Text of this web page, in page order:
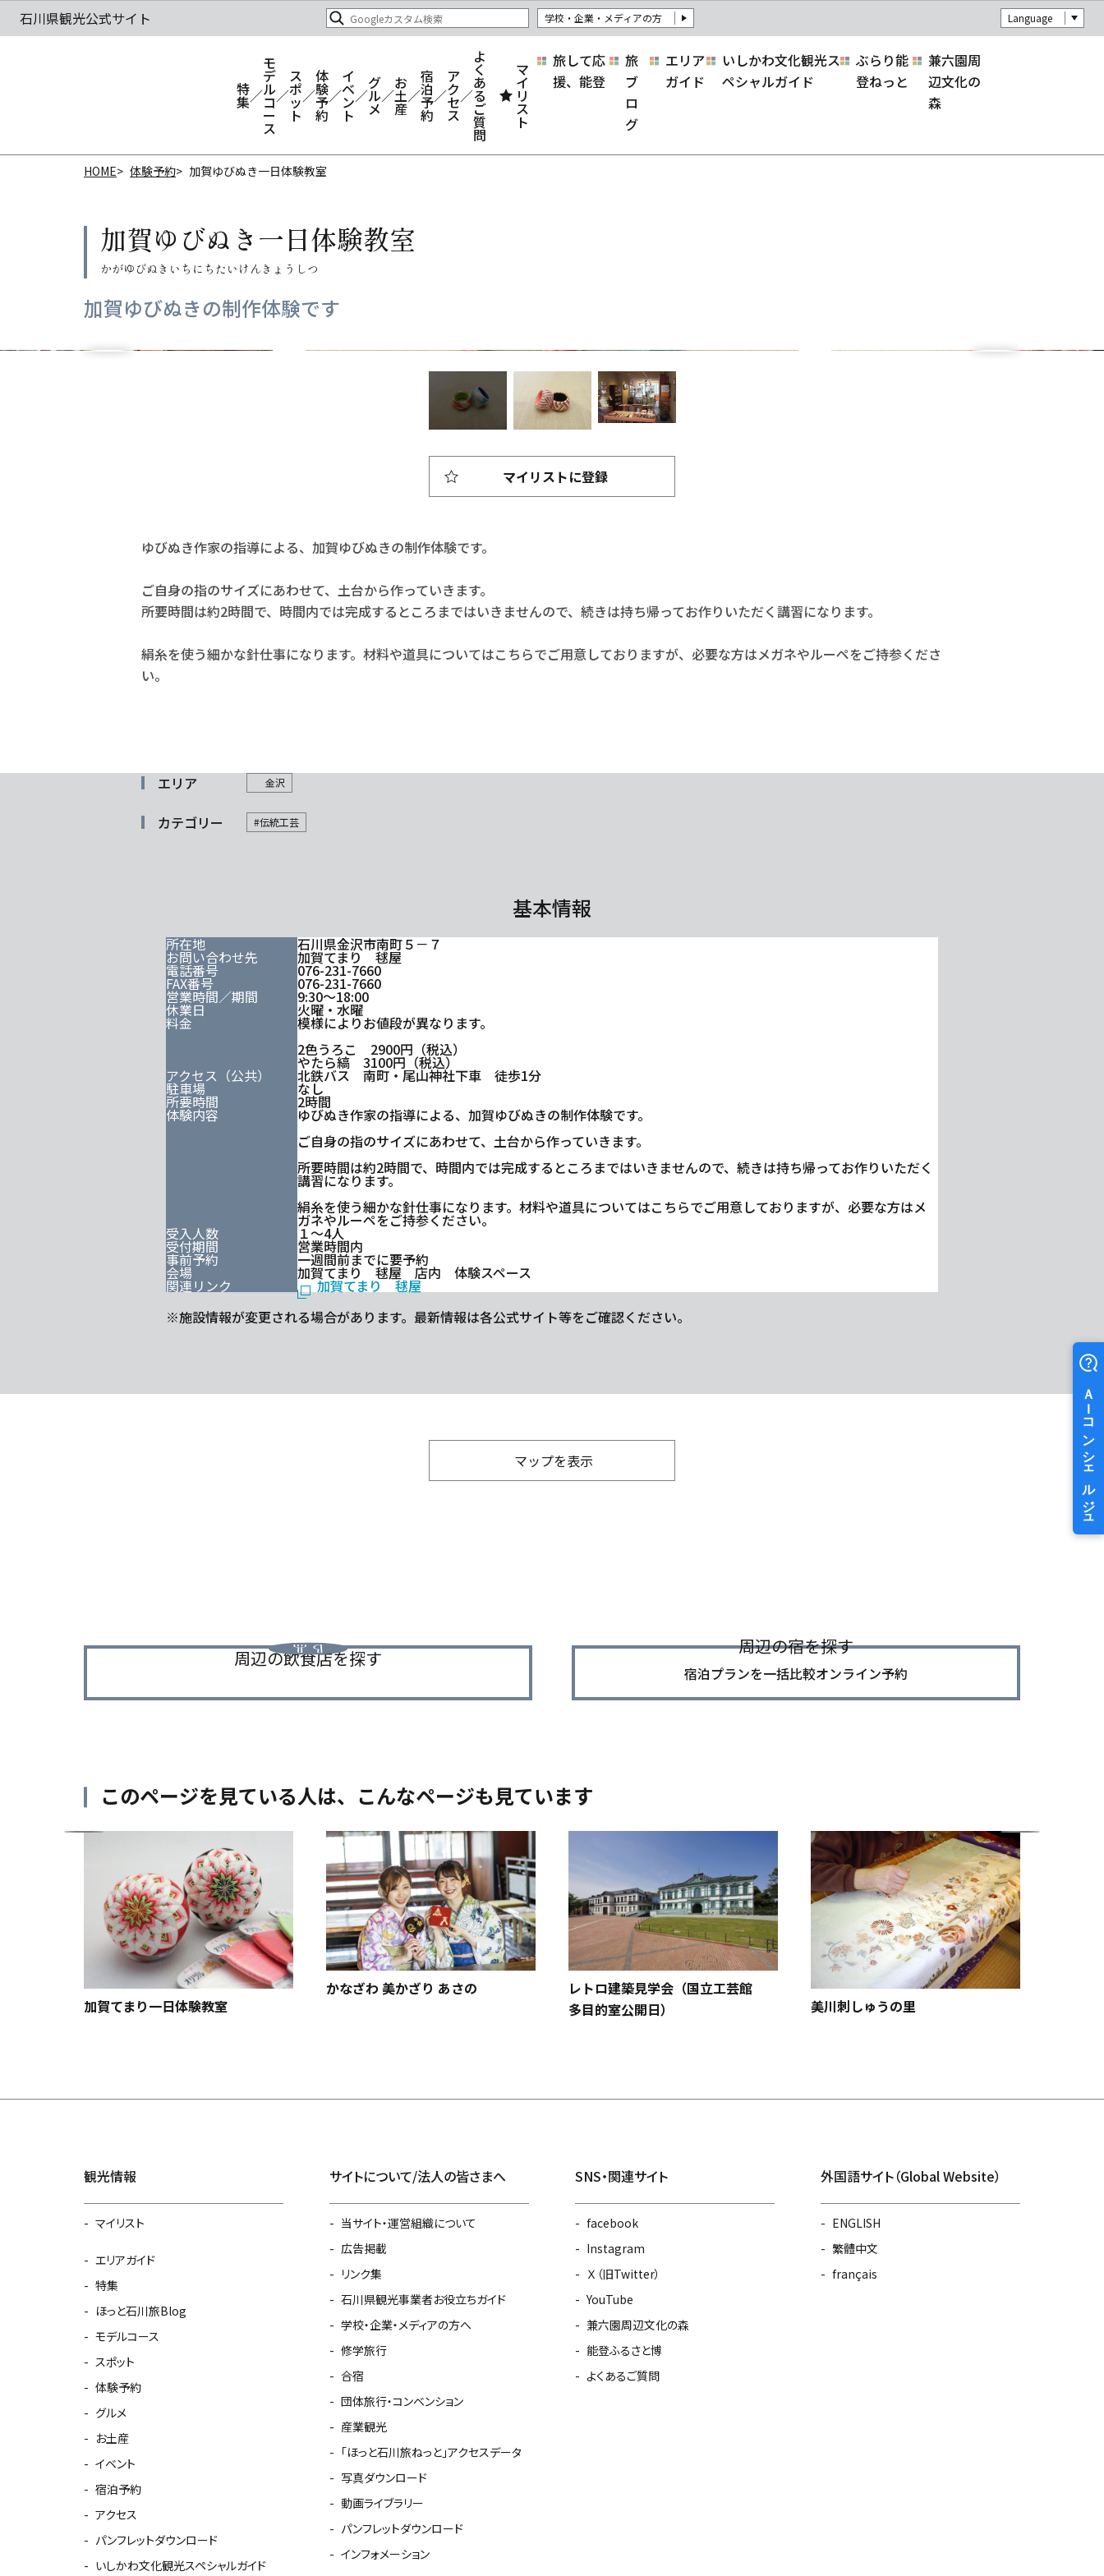
学校・企業・メディアの方 Language
特
集
モ
デ
ル
コ
ー
ス
ス
ポ
ッ
ト
体
験
予
約
イ
ベ
ン
ト
グ
ル
メ
お
土
産
宿
泊
予
約
ア
ク
セ
ス
よ
く
あ
る
ご
質
問
マ
イ
リ
ス
ト
旅して応
援、能登
旅
ブ
ロ
グ
エリア
ガイド
いしかわ文化観光ス
ペシャルガイド
ぶらり能
登ねっと
兼六園周
辺文化の
森
HOME 体験予約 加賀ゆびぬき一日体験教室
加賀ゆびぬき一日体験教室
加賀ゆびぬきの制作体験です
ゆびぬき作家の指導による、加賀ゆびぬきの制作体験です。
ご自身の指のサイズにあわせて、土台から作っていきます。
所要時間は約2時間で、時間内では完成するところまではいきませんので、続きは持ち帰ってお作りいただく講習になります。
絹糸を使う細かな針仕事になります。材料や道具についてはこちらでご用意しておりますが、必要な方はメガネやルーペをご持参くださ
い。
マイリストに登録
エリア 金沢
カテゴリー #伝統工芸
基本情報
所在地 石川県金沢市南町５－７
お問い合わせ先 加賀てまり 毬屋
電話番号 076-231-7660
FAX番号 076-231-7660
営業時間／期間 9:30～18:00
休業日 火曜・水曜
料金
模様によりお値段が異なります。
2色うろこ 2900円（税込）
やたら縞 3100円（税込）
アクセス（公共） 北鉄バス 南町・尾山神社下車 徒歩1分
駐車場 なし
所要時間 2時間
体験内容
ゆびぬき作家の指導による、加賀ゆびぬきの制作体験です。
ご自身の指のサイズにあわせて、土台から作っていきます。
所要時間は約2時間で、時間内では完成するところまではいきませんので、続きは持ち帰ってお作りいただく
講習になります。
絹糸を使う細かな針仕事になります。材料や道具についてはこちらでご用意しておりますが、必要な方はメ
ガネやルーペをご持参ください。
受入人数 １～4人
受付期間 営業時間内
事前予約 一週間前までに要予約
会場 加賀てまり 毬屋 店内 体験スペース
関連リンク
加賀てまり 毬屋
※施設情報が変更される場合があります。最新情報は各公式サイト等をご確認ください。
マップを表示
周辺の飲食店を探す
周辺の宿を探す
宿泊プランを一括比較オンライン予約
このページを見ている人は、 こんなページも見ています
加賀てまり一日体験教室
かなざわ 美かざり あさの
レトロ建築見学会（国立工芸館
多目的室公開日）
美川刺しゅうの里
観光情報
マイリスト
エリアガイド
特集
ほっと石川旅Blog
モデルコース
スポット
体験予約
グルメ
お土産
イベント
宿泊予約
アクセス
パンフレットダウンロード
いしかわ文化観光スペシャルガイド
サイトについて/法人の皆さまへ
当サイト・運営組織について
広告掲載
リンク集
石川県観光事業者お役立ちガイド
学校・企業・メディアの方へ
修学旅行
合宿
団体旅行・コンベンション
産業観光
「ほっと石川旅ねっと」アクセスデータ
写真ダウンロード
動画ライブラリー
パンフレットダウンロード
インフォメーション
SNS・関連サイト
facebook
Instagram
Ｘ（旧Twitter）
YouTube
兼六園周辺文化の森
能登ふるさと博
よくあるご質問
外国語サイト（Global Website）
ENGLISH
繁體中文
français